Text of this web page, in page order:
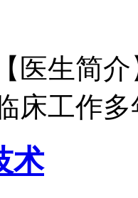
医生简
床工作多
术